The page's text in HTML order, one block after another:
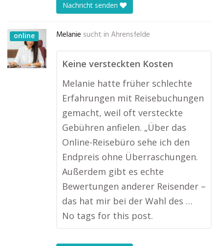
Nachricht senden
online Melanie sucht in Ahrensfelde
Keine versteckten Kosten
Melanie hatte früher schlechte
Erfahrungen mit Reisebuchungen
gemacht, weil oft versteckte
Gebühren anfielen. „Über das
Online-Reisebüro sehe ich den
Endpreis ohne Überraschungen.
Außerdem gibt es echte
Bewertungen anderer Reisender –
das hat mir bei der Wahl des …
No tags for this post.